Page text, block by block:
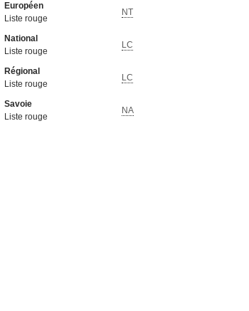
Européen
Liste rouge
NT
National
Liste rouge
LC
Régional
Liste rouge
LC
Savoie
Liste rouge
NA